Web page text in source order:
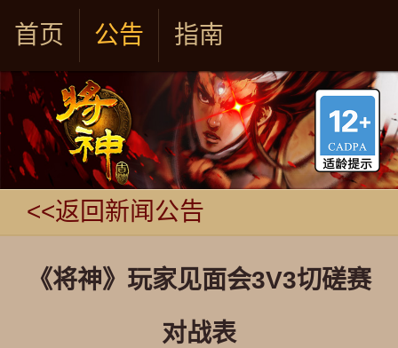
首页 公告 指南
<<返回新闻公告
《将神》玩家见面会3V3切磋赛
对战表